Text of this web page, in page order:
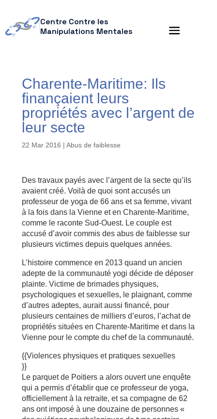
Centre Contre les
Manipulations Mentales
Charente-Maritime: Ils
finançaient leurs
propriétés avec l’argent de
leur secte
22 Mar 2016 | Abus de faiblesse
Des travaux payés avec l’argent de la secte qu’ils
avaient créé. Voilà de quoi sont accusés un
professeur de yoga de 66 ans et sa femme, vivant
à la fois dans la Vienne et en Charente-Maritime,
comme le raconte Sud-Ouest. Le couple est
accusé d’avoir commis des abus de faiblesse sur
plusieurs victimes depuis quelques années.
L’histoire commence en 2013 quand un ancien
adepte de la communauté yogi décide de déposer
plainte. Victime de brimades physiques,
psychologiques et sexuelles, le plaignant, comme
d’autres adeptes, aurait aussi financé, pour
plusieurs centaines de milliers d’euros, l’achat de
propriétés situées en Charente-Maritime et dans la
Vienne pour le compte du chef de la communauté.
{{Violences physiques et pratiques sexuelles
}}
Le parquet de Poitiers a alors ouvert une enquête
qui a permis d’établir que ce professeur de yoga,
officiellement à la retraite, et sa compagne de 62
ans ont imposé à une douzaine de personnes «